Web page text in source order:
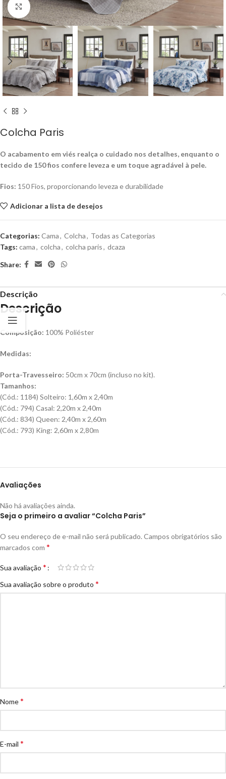
Ampliar
Colcha Paris
O acabamento em viés realça o cuidado nos detalhes, enquanto o
tecido de 150 fios confere leveza e um toque agradável à pele.
Fios: 150 Fios, proporcionando leveza e durabilidade
Adicionar a lista de desejos
Categorias: Cama, Colcha, Todas as Categorias
Tags: cama, colcha, colcha paris, dcaza
Share:
Descrição
Descrição
Composição: 100% Poliéster
Medidas:
Porta-Travesseiro: 50cm x 70cm (incluso no kit).
Tamanhos:
(Cód.: 1184) Solteiro: 1,60m x 2,40m
(Cód.: 794) Casal: 2,20m x 2,40m
(Cód.: 834) Queen: 2,40m x 2,60m
(Cód.: 793) King: 2,60m x 2,80m
Avaliações
Não há avaliações ainda.
Seja o primeiro a avaliar “Colcha Paris”
O seu endereço de e-mail não será publicado. Campos obrigatórios são
marcados com *
Sua avaliação *
Sua avaliação sobre o produto *
Nome*
E-mail *